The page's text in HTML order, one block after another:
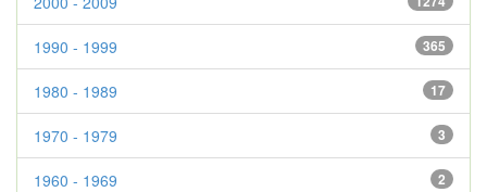
365
1990 - 1999
17
1980 - 1989
3
1970 - 1979
2
1960 - 1969